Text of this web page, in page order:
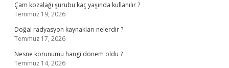
Çam kozalağı şurubu kaç yaşında kullanılır ?
Temmuz 19, 2026
Doğal radyasyon kaynakları nelerdir ?
Temmuz 17, 2026
Nesne korunumu hangi dönem oldu ?
Temmuz 14, 2026